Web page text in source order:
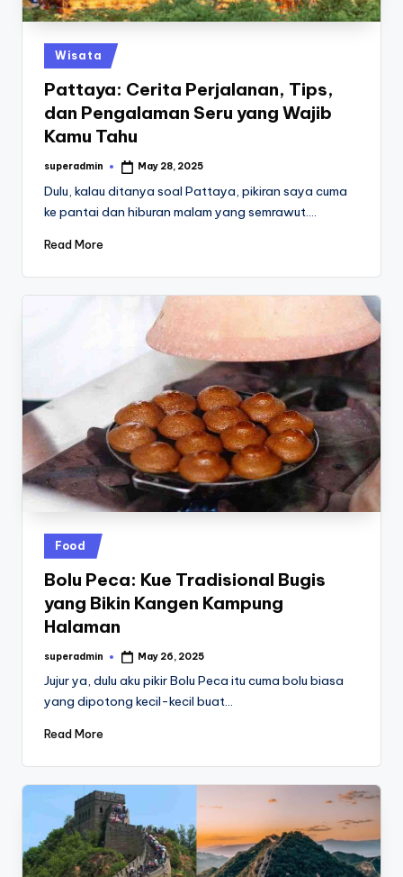
st
Posted
in
Wisata
Pattaya: Cerita Perjalanan, Tips,
dan Pengalaman Seru yang Wajib
Kamu Tahu
Posted
superadmin May 28, 2025
Dulu, kalau ditanya soal Pattaya, pikiran saya cuma
ke pantai dan hiburan malam yang semrawut.…
Read More
Posted
in
Food
Bolu Peca: Kue Tradisional Bugis
yang Bikin Kangen Kampung
Halaman
Posted
superadmin May 26, 2025
Jujur ya, dulu aku pikir Bolu Peca itu cuma bolu biasa
yang dipotong kecil-kecil buat…
Read More